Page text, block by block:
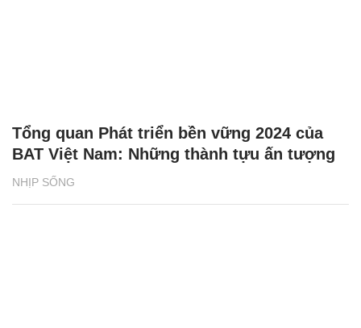
NHỊP SỐNG
Tổng quan Phát triển bền vững 2024 của
BAT Việt Nam: Những thành tựu ấn tượng